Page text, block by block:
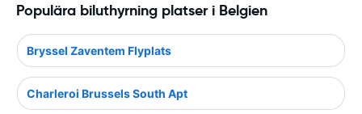
Populära biluthyrning platser i Belgien
Bryssel Zaventem Flyplats
Charleroi Brussels South Apt